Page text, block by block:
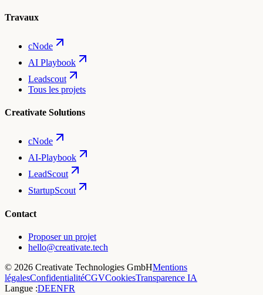
Travaux
cNode
AI Playbook
Leadscout
Tous les projets
Creativate Solutions
cNode
AI-Playbook
LeadScout
StartupScout
Contact
Proposer un projet
hello@creativate.tech
© 2026 Creativate Technologies GmbHMentions
légalesConfidentialitéCGVCookiesTransparence IA
Langue :DEENFR